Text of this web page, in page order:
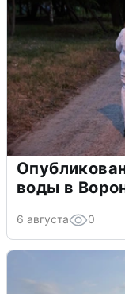
воды в
6 августа 0